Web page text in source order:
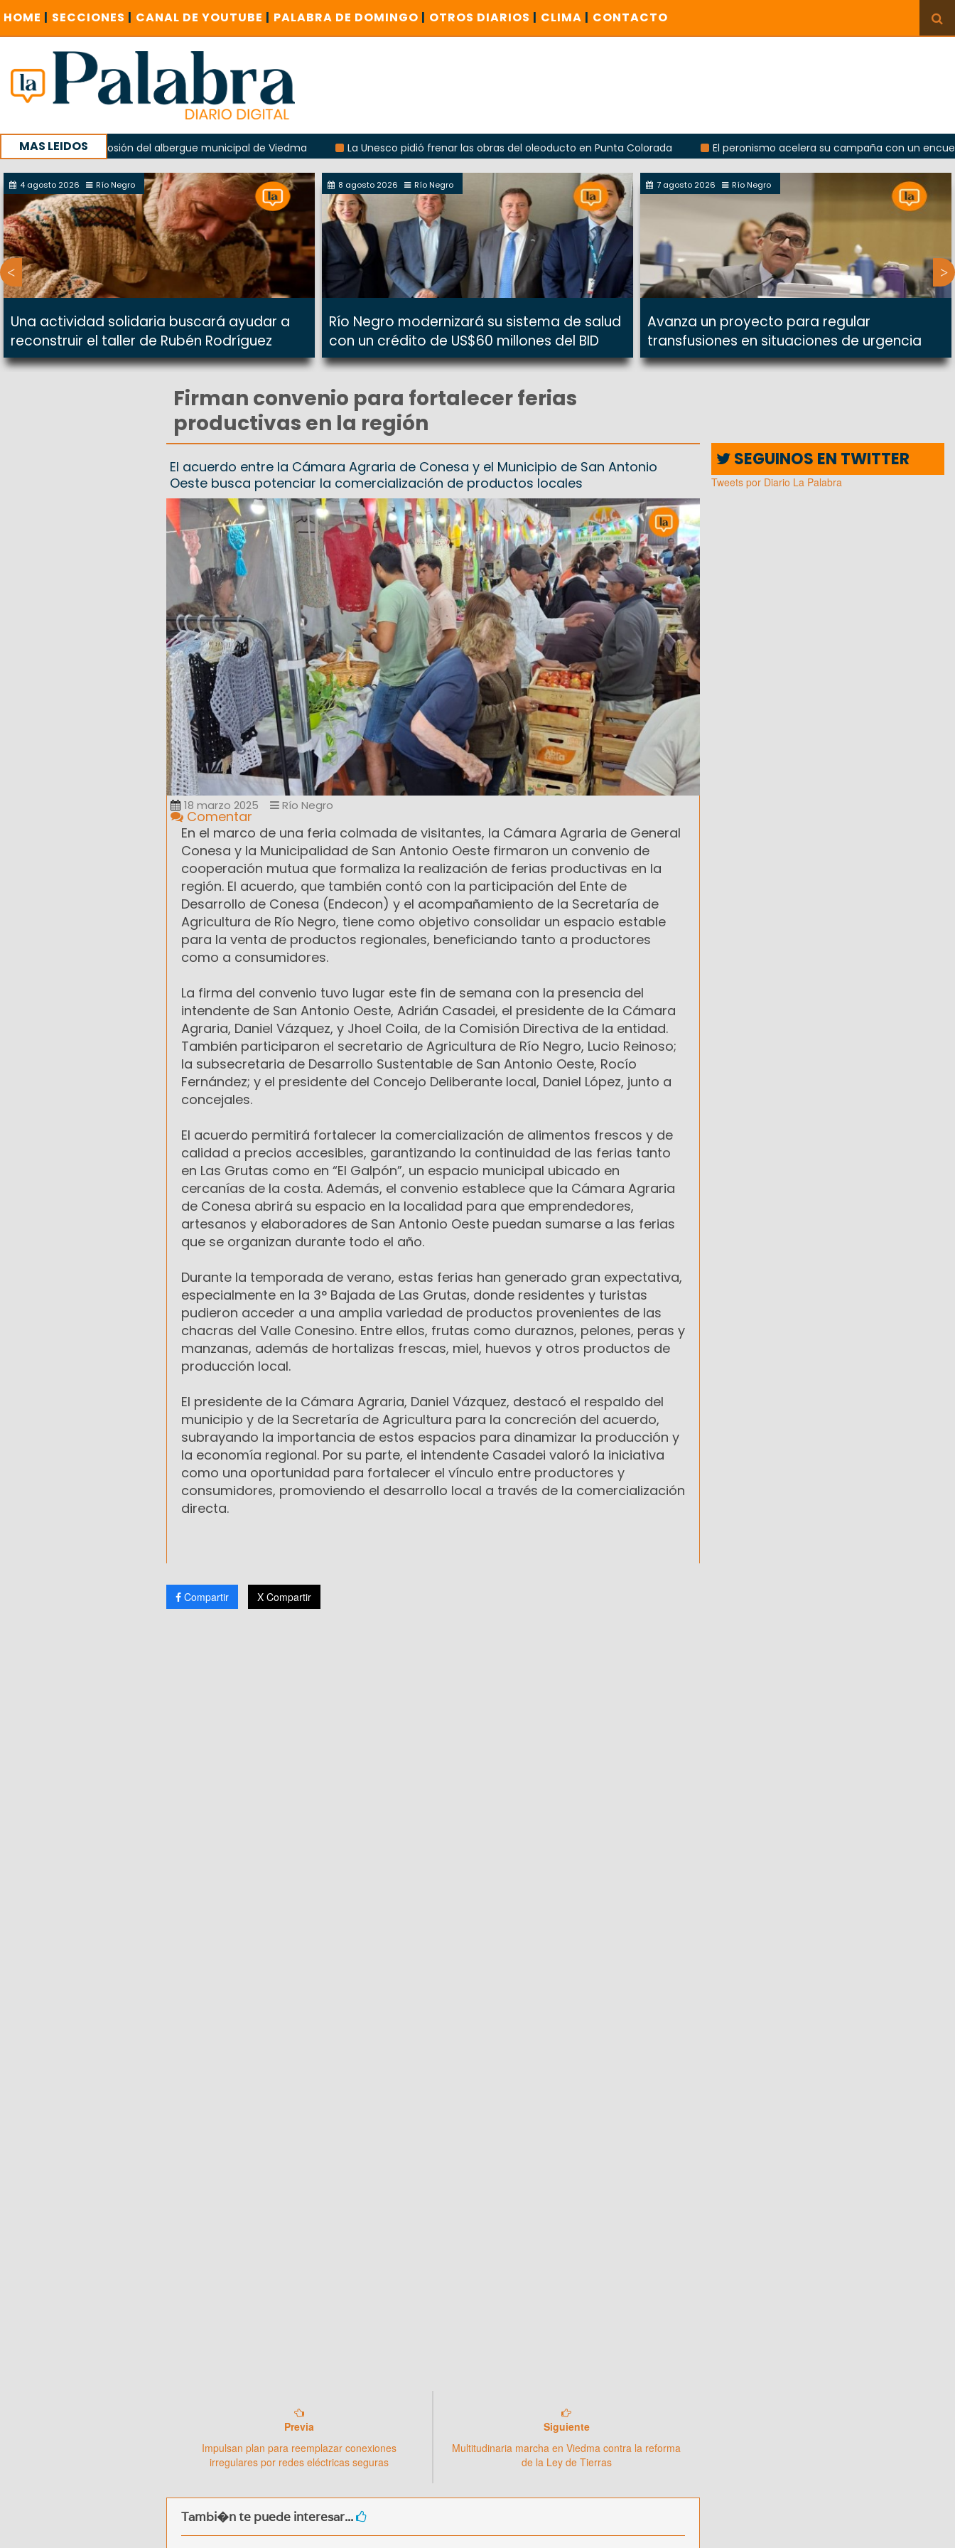
HOME | SECCIONES | CANAL DE YOUTUBE | PALABRA DE DOMINGO | OTROS DIARIOS | CLIMA | CONTACTO
MAS LEIDOS
en la explosión del albergue municipal de Viedma La Unesco pidió frenar las obras del oleoducto en Punta Colorada
El peronismo acelera su campaña con un encuentro
investigue contratación de baños de la Feria
4 agosto 2026 Río Negro
Una actividad solidaria buscará ayudar a
reconstruir el taller de Rubén Rodríguez
8 agosto 2026 Río Negro
Río Negro modernizará su sistema de salud
con un crédito de US$60 millones del BID
7 agosto 2026 Río Negro
Avanza un proyecto para regular
transfusiones en situaciones de urgencia
Firman convenio para fortalecer ferias
productivas en la región
El acuerdo entre la Cámara Agraria de Conesa y el Municipio de San Antonio
Oeste busca potenciar la comercialización de productos locales
18 marzo 2025 Río Negro
Comentar
En el marco de una feria colmada de visitantes, la Cámara Agraria de General
Conesa y la Municipalidad de San Antonio Oeste firmaron un convenio de
cooperación mutua que formaliza la realización de ferias productivas en la
región. El acuerdo, que también contó con la participación del Ente de
Desarrollo de Conesa (Endecon) y el acompañamiento de la Secretaría de
Agricultura de Río Negro, tiene como objetivo consolidar un espacio estable
para la venta de productos regionales, beneficiando tanto a productores
como a consumidores.
La firma del convenio tuvo lugar este fin de semana con la presencia del
intendente de San Antonio Oeste, Adrián Casadei, el presidente de la Cámara
Agraria, Daniel Vázquez, y Jhoel Coila, de la Comisión Directiva de la entidad.
También participaron el secretario de Agricultura de Río Negro, Lucio Reinoso;
la subsecretaria de Desarrollo Sustentable de San Antonio Oeste, Rocío
Fernández; y el presidente del Concejo Deliberante local, Daniel López, junto a
concejales.
El acuerdo permitirá fortalecer la comercialización de alimentos frescos y de
calidad a precios accesibles, garantizando la continuidad de las ferias tanto
en Las Grutas como en “El Galpón”, un espacio municipal ubicado en
cercanías de la costa. Además, el convenio establece que la Cámara Agraria
de Conesa abrirá su espacio en la localidad para que emprendedores,
artesanos y elaboradores de San Antonio Oeste puedan sumarse a las ferias
que se organizan durante todo el año.
Durante la temporada de verano, estas ferias han generado gran expectativa,
especialmente en la 3° Bajada de Las Grutas, donde residentes y turistas
pudieron acceder a una amplia variedad de productos provenientes de las
chacras del Valle Conesino. Entre ellos, frutas como duraznos, pelones, peras y
manzanas, además de hortalizas frescas, miel, huevos y otros productos de
producción local.
El presidente de la Cámara Agraria, Daniel Vázquez, destacó el respaldo del
municipio y de la Secretaría de Agricultura para la concreción del acuerdo,
subrayando la importancia de estos espacios para dinamizar la producción y
la economía regional. Por su parte, el intendente Casadei valoró la iniciativa
como una oportunidad para fortalecer el vínculo entre productores y
consumidores, promoviendo el desarrollo local a través de la comercialización
directa.
Compartir X Compartir
Previa
Impulsan plan para reemplazar conexiones
irregulares por redes eléctricas seguras
Siguiente
Multitudinaria marcha en Viedma contra la reforma
de la Ley de Tierras
Tambi�n te puede interesar...
SEGUINOS EN TWITTER
Tweets por Diario La Palabra